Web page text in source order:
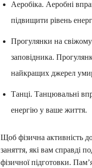
Аеробіка. Аеробні
підвищити рівень
Прогулянки на
заповідника.
найкращих джерел
Танці. Танцювальні
енергію у ваше життя.
Щоб фізична активність
заняття, які вам справді
фізичної підготовки.